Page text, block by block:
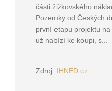
části žižkovského
Pozemky od Českých
první etapu projektu
už nabízí ke koupi, s...
Zdroj: IHNED.cz